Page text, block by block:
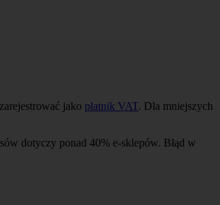
jako płatnik VAT. Dla mniejszych
dotyczy ponad 40% e-sklepów. Błąd w